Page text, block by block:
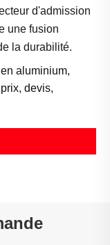
d'admission
une fusion
la durabilité.
aluminium,
devis,